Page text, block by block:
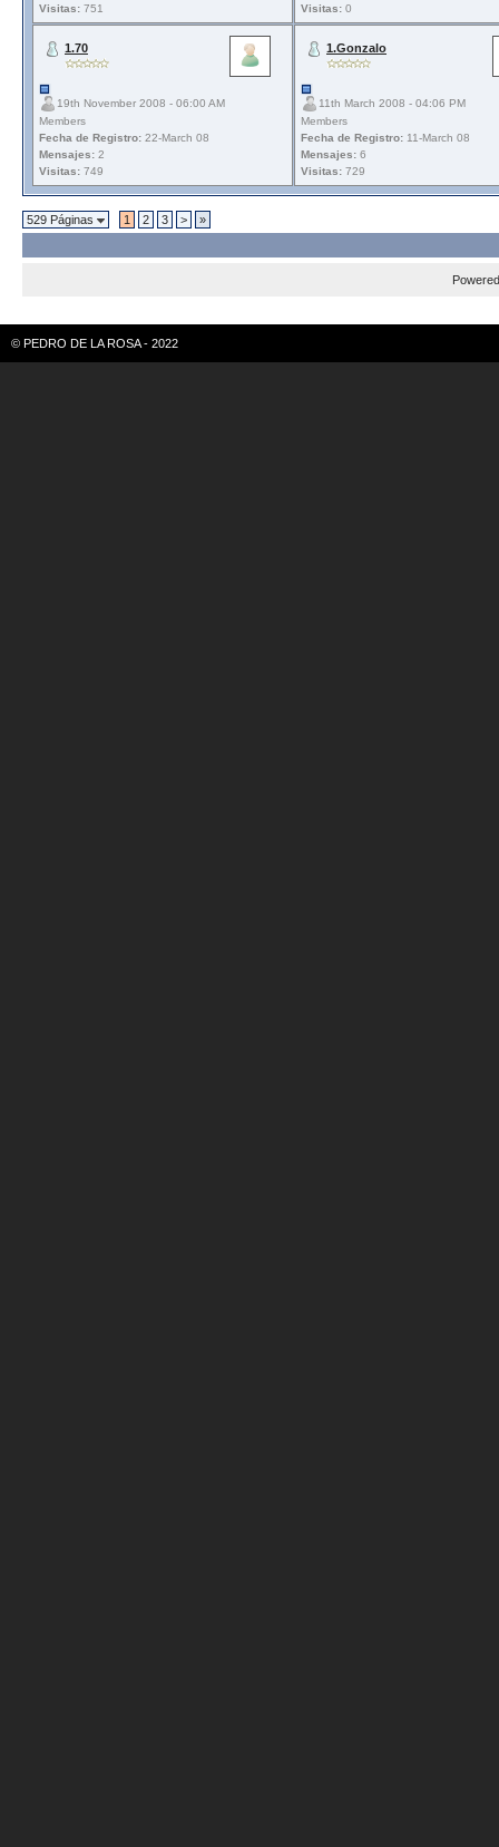
Visitas: 751
Visitas: 0
1.70
19th November 2008 - 06:00 AM
Members
Fecha de Registro: 22-March 08
Mensajes: 2
Visitas: 749
1.Gonzalo
11th March 2008 - 04:06 PM
Members
Fecha de Registro: 11-March 08
Mensajes: 6
Visitas: 729
529 Páginas 1 2 3 > »
© PEDRO DE LA ROSA - 2022